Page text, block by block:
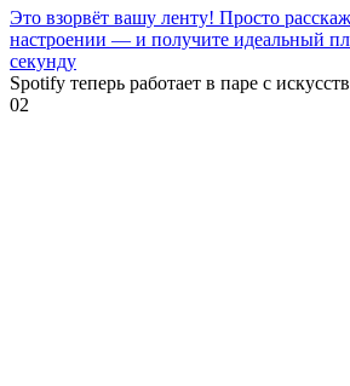
Это взорвёт вашу ленту! Просто
настроении — и получите идеальный
секунду
Spotify теперь работает в паре с
02